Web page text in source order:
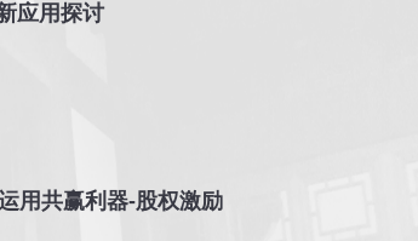
应用探讨
用共赢利器-股权激励